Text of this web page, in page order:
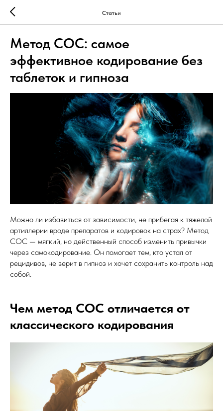
Статьи
Метод СОС: самое
эффективное кодирование без
таблеток и гипноза
Можно ли избавиться от зависимости, не прибегая к тяжелой
артиллерии вроде препаратов и кодировок на страх? Метод
СОС — мягкий, но действенный способ изменить привычки
через самокодирование. Он помогает тем, кто устал от
рецидивов, не верит в гипноз и хочет сохранить контроль над
собой.
Чем метод СОС отличается от
классического кодирования